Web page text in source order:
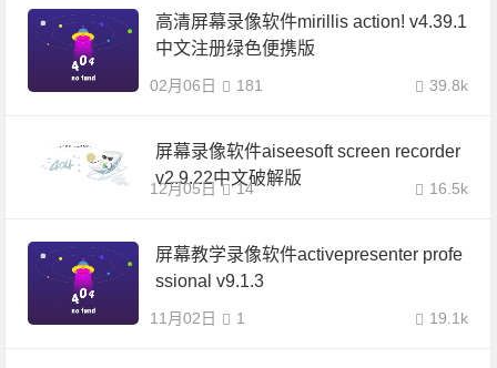
高清屏幕录像软件mirillis action! v4.39.1
中文注册绿色便携版
02月06日 39.8k
181
屏幕录像软件aiseesoft screen recorder
v2.9.22中文破解版
12月05日 16.5k
14
屏幕教学录像软件activepresenter profe
ssional v9.1.3
11月02日 19.1k
1